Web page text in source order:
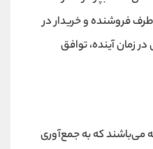
طرف فروشنده و خریدار در
زمان آینده، توافق
می‌باشند که به جمع‌آوری